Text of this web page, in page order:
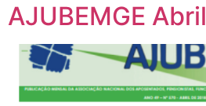
AJUBEMGE Abril